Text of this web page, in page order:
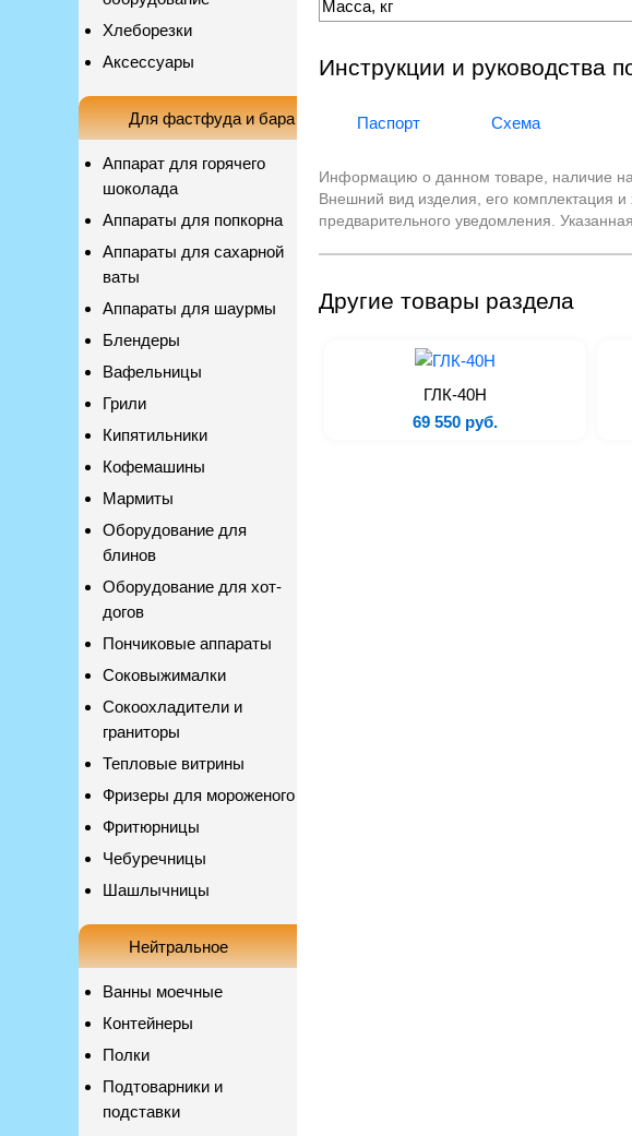
Хлеборезки
Аксессуары
Для фастфуда и бара
Аппарат для горячего
шоколада
Аппараты для попкорна
Аппараты для сахарной
ваты
Аппараты для шаурмы
Блендеры
Вафельницы
Грили
Кипятильники
Кофемашины
Мармиты
Оборудование для
блинов
Оборудование для хот-
догов
Пончиковые аппараты
Соковыжималки
Сокоохладители и
граниторы
Тепловые витрины
Фризеры для мороженого
Фритюрницы
Чебуречницы
Шашлычницы
Нейтральное
Ванны моечные
Контейнеры
Полки
Подтоварники и
подставки
Масса, кг
Инструкции и руководства
Паспорт Схема
Информацию о данном товаре, наличие
Внешний вид изделия, его комплектация и
предварительного уведомления.
Другие товары раздела
ГЛК-40Н
69 550 руб.